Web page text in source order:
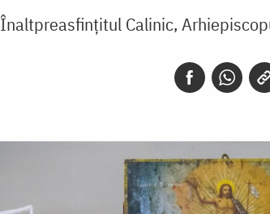
Înaltpreasfințitul Calinic,